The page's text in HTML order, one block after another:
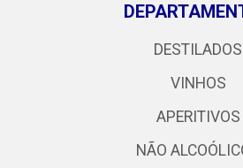
DESTILADOS
VINHOS
APERITIVOS
NÃO